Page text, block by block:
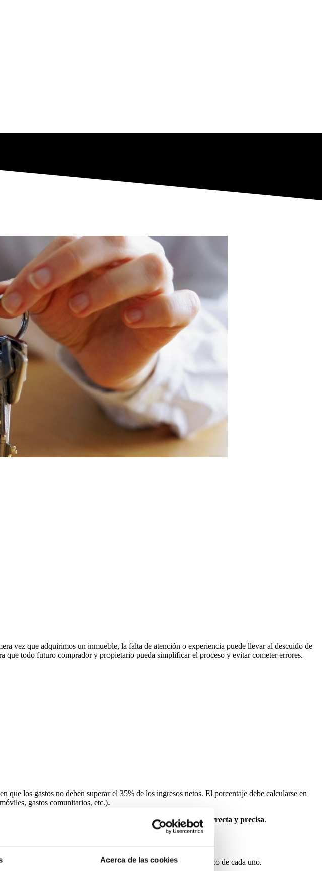
Acerca de las cookies
vez que adquirimos un inmueble, la falta de atención o experiencia puede llevar al descuido de
que todo futuro comprador y propietario pueda simplificar el proceso y evitar cometer errores.
que los gastos no deben superar el 35% de los ingresos netos. El porcentaje debe calcularse en
gastos comunitarios, etc.).
así que
se recomienda calcular el presupuesto de manera correcta y precisa.
detalle las posibilidades financierasacordes al potencial económico de cada uno.